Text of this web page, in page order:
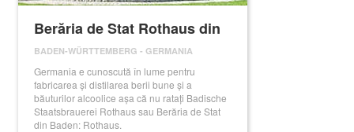
Berăria de Stat Rothaus din
Baden
BADEN-WÜRTTEMBERG - GERMANIA
Germania e cunoscută în lume pentru
fabricarea și distilarea berii bune și a
băuturilor alcoolice așa că nu ratați Badische
Staatsbrauerei Rothaus sau Berăria de Stat
din Baden: Rothaus.